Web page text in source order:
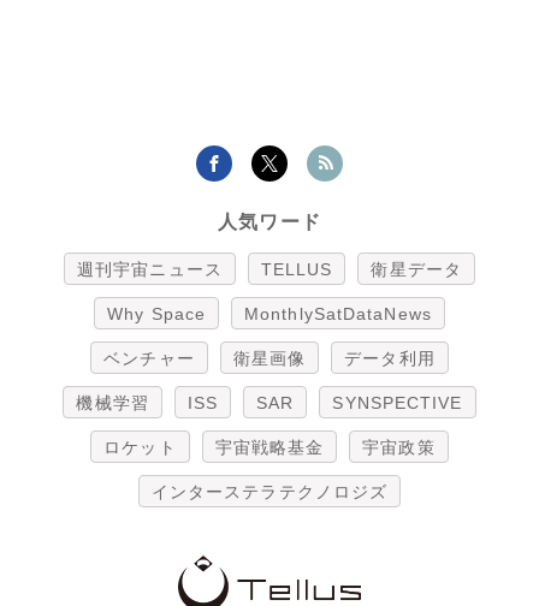
人気ワード
週刊宇宙ニュース TELLUS 衛星データ
Why Space MonthlySatDataNews
ベンチャー 衛星画像 データ利用
機械学習 ISS SAR SYNSPECTIVE
ロケット 宇宙戦略基金 宇宙政策
インターステラテクノロジズ